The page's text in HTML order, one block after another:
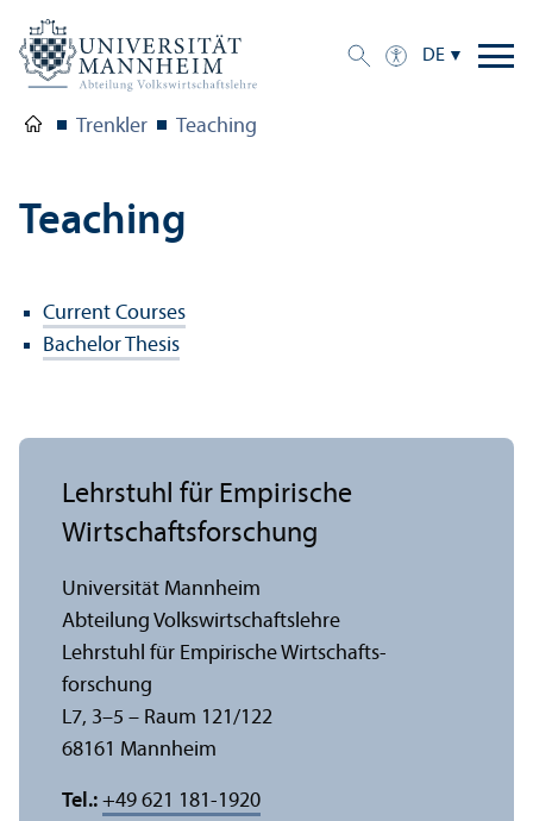
DE
Trenkler Teaching
Teaching
Current Courses
Bachelor Thesis
Lehr­stuhl für Empirische
Wirtschafts­forschung
Universität Mannheim
Abteilung Volkswirtschafts­lehre
Lehr­stuhl für Empirische Wirtschafts­
forschung
L7, 3–5 – Raum 121/122
68161 Mannheim
Tel.: +49 621 181-1920